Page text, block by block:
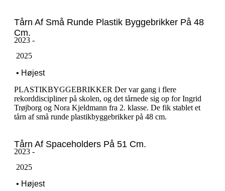
Tårn Af Små Runde Plastik Byggebrikker På 48
Cm.
2023 -
‎ ‎2025
‎ ‎• Højest
PLASTIKBYGGEBRIKKER Der var gang i flere
rekorddiscipliner på skolen, og det tårnede sig op for Ingrid
Trøjborg og Nora Kjeldmann fra 2. klasse. De fik stablet et
tårn af små runde plastikbyggebrikker på 48 cm.
Tårn Af Spaceholders På 51 Cm.
2023 -
‎ ‎2025
‎ ‎• Højest